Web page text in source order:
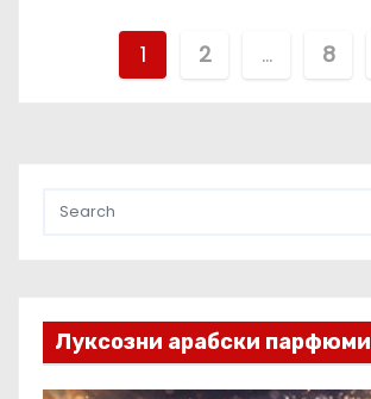
д
я
1 2 … 8
Луксозни арабски парфюми